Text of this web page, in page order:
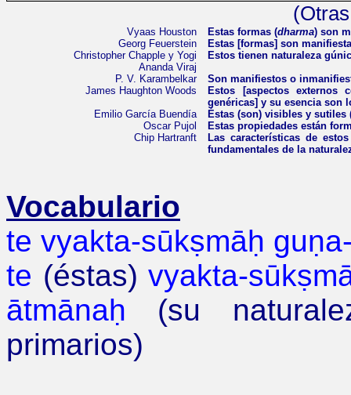
Vyaas Houston Estas formas (dharma) son
Georg Feuerstein
Estas [formas] son
Christopher Chappley Yogi
Ananda Viraj
Estos tienen naturaleza
P. V. Karambelkar
Son manifiestos o
James HaughtonWoods
Estos [aspectos externos
genéricas] y su esencia son
Emilio García Buendía
Éstas (son) visibles y sutiles
Oscar Pujol
Estas propiedades están
Chip Hartranft
Las características de
fundamentales de la
Vocabulario
te vyakta-sūkṣmāḥ
te (éstas) vyakta-
ātmānaḥ (su
primarios)